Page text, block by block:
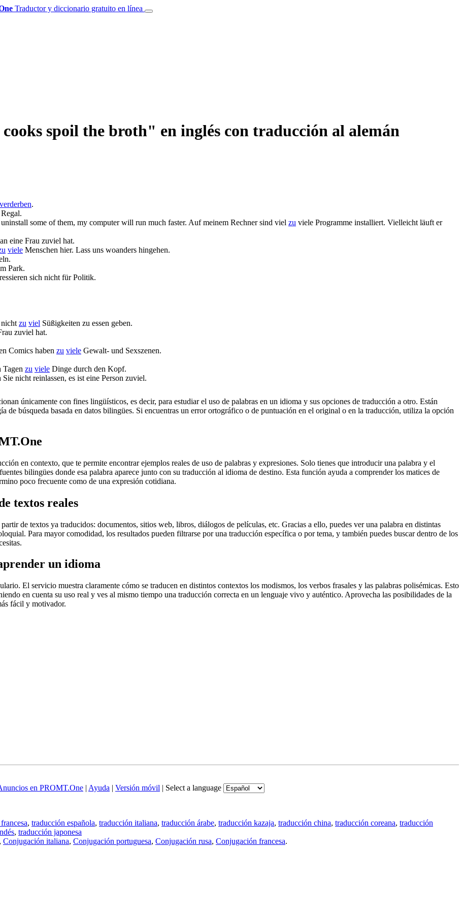
Traductor y diccionario gratuito en línea
spoil the broth" en inglés con traducción al alemán
verderben.
some of them, my computer will run much faster. Auf meinem Rechner sind viel zu viele Programme installiert. Vielleicht läuft er
eine Frau zuviel hat.
viele Menschen hier. Lass uns woanders hingehen.
Park.
sich nicht für Politik.
zu viel Süßigkeiten zu essen geben.
zuviel hat.
Comics haben zu viele Gewalt- und Sexszenen.
Tagen zu viele Dinge durch den Kopf.
nicht reinlassen, es ist eine Person zuviel.
únicamente con fines lingüísticos, es decir, para estudiar el uso de palabras en un idioma y sus opciones de traducción a otro. Están
de búsqueda basada en datos bilingües. Si encuentras un error ortográfico o de puntuación en el original o en la traducción, utiliza la opción
en contexto, que te permite encontrar ejemplos reales de uso de palabras y expresiones. Solo tienes que introducir una palabra y el
bilingües donde esa palabra aparece junto con su traducción al idioma de destino. Esta función ayuda a comprender los matices de
poco frecuente como de una expresión cotidiana.
textos reales
de textos ya traducidos: documentos, sitios web, libros, diálogos de películas, etc. Gracias a ello, puedes ver una palabra en distintas
Para mayor comodidad, los resultados pueden filtrarse por una traducción específica o por tema, y también puedes buscar dentro de los
un idioma
El servicio muestra claramente cómo se traducen en distintos contextos los modismos, los verbos frasales y las palabras polisémicas. Esto
en cuenta su uso real y ves al mismo tiempo una traducción correcta en un lenguaje vivo y auténtico. Aprovecha las posibilidades de la
fácil y motivador.
en PROMT.One | Ayuda | Versión móvil | Select a language
, traducción española, traducción italiana, traducción árabe, traducción kazaja, traducción china, traducción coreana, traducción
, traducción japonesa
, Conjugación italiana, Conjugación portuguesa, Conjugación rusa, Conjugación francesa.